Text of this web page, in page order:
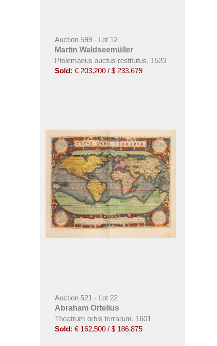
Auction 599 - Lot 12
Martin Waldseemüller
Ptolemaeus auctus restitutus, 1520
Sold: € 203,200 / $ 233,679
Auction 521 - Lot 22
Abraham Ortelius
Theatrum orbis terrarum, 1601
Sold: € 162,500 / $ 186,875